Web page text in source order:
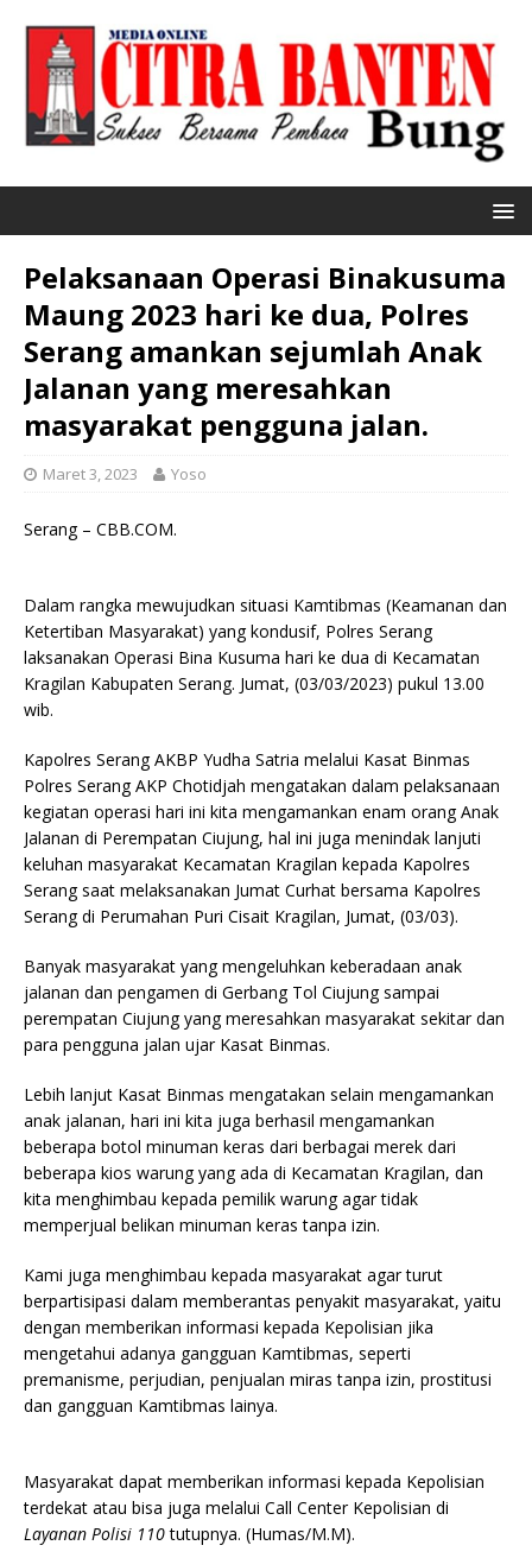
Pelaksanaan Operasi Binakusuma
Maung 2023 hari ke dua, Polres
Serang amankan sejumlah Anak
Jalanan yang meresahkan
masyarakat pengguna jalan.
Maret 3, 2023 Yoso
Serang – CBB.COM.
Dalam rangka mewujudkan situasi Kamtibmas (Keamanan dan
Ketertiban Masyarakat) yang kondusif, Polres Serang
laksanakan Operasi Bina Kusuma hari ke dua di Kecamatan
Kragilan Kabupaten Serang. Jumat, (03/03/2023) pukul 13.00
wib.
Kapolres Serang AKBP Yudha Satria melalui Kasat Binmas
Polres Serang AKP Chotidjah mengatakan dalam pelaksanaan
kegiatan operasi hari ini kita mengamankan enam orang Anak
Jalanan di Perempatan Ciujung, hal ini juga menindak lanjuti
keluhan masyarakat Kecamatan Kragilan kepada Kapolres
Serang saat melaksanakan Jumat Curhat bersama Kapolres
Serang di Perumahan Puri Cisait Kragilan, Jumat, (03/03).
Banyak masyarakat yang mengeluhkan keberadaan anak
jalanan dan pengamen di Gerbang Tol Ciujung sampai
perempatan Ciujung yang meresahkan masyarakat sekitar dan
para pengguna jalan ujar Kasat Binmas.
Lebih lanjut Kasat Binmas mengatakan selain mengamankan
anak jalanan, hari ini kita juga berhasil mengamankan
beberapa botol minuman keras dari berbagai merek dari
beberapa kios warung yang ada di Kecamatan Kragilan, dan
kita menghimbau kepada pemilik warung agar tidak
memperjual belikan minuman keras tanpa izin.
Kami juga menghimbau kepada masyarakat agar turut
berpartisipasi dalam memberantas penyakit masyarakat, yaitu
dengan memberikan informasi kepada Kepolisian jika
mengetahui adanya gangguan Kamtibmas, seperti
premanisme, perjudian, penjualan miras tanpa izin, prostitusi
dan gangguan Kamtibmas lainya.
Masyarakat dapat memberikan informasi kepada Kepolisian
terdekat atau bisa juga melalui Call Center Kepolisian di
Layanan Polisi 110tutupnya. (Humas/M.M).